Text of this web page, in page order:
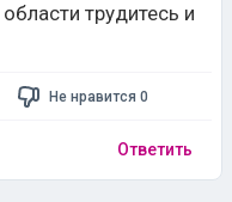
трудитесь и
Не нравится 0
Ответить